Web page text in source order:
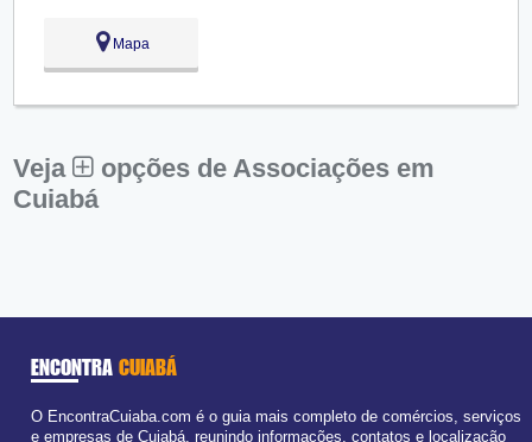
Mapa
Veja
opções de Associações em
Cuiabá
ENCONTRA CUIABÁ
O EncontraCuiaba.com é o guia mais completo de comércios, serviços
e empresas de Cuiabá, reunindo informações, contatos e localização